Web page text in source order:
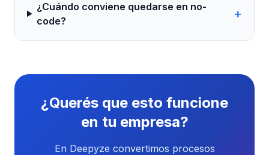
¿Cuándo conviene quedarse en no-
code?
+
¿Querés que esto funcione
en tu empresa?
En Deepyze convertimos procesos